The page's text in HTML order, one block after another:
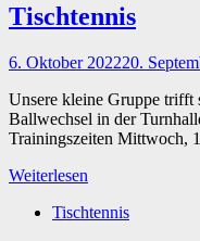
Tischtennis
6. Oktober 202220.
Unsere kleine Gruppe trifft
Ballwechsel in der
Trainingszeiten Mittwoch,
Weiterlesen
Tischtennis